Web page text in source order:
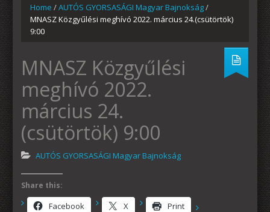
Home /AUTÓS GYORSASÁGI Magyar Bajnokság/
MNASZ Közgyűlési meghívó 2022. március 24.(csütörtök)
9:00
MNASZ Közgyűlési
meghívó 2022.
március 24.
(csütörtök) 9:00
AUTÓS GYORSASÁGI Magyar Bajnokság
Share this:
Facebook X Print